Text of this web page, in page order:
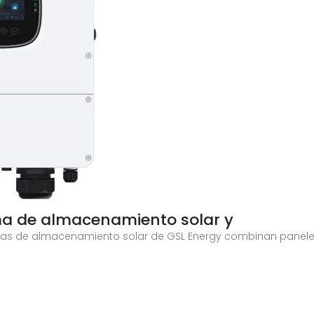
de almacenamiento solar y
de almacenamiento solar de GSL Energy combinan